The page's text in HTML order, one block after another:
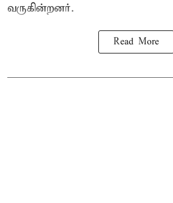
வருகின்றனர்.
Read More